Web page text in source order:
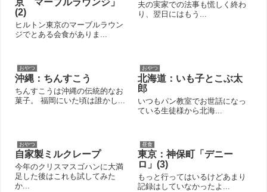
京 マーブルラウンジ」
(2)
ヒルトン東京のマーブルラウン
ジでとある会食がありま...
夫の実家での法事も慌しく終わ
り、翌日にはもう...
おやつ
沖縄：ちんすこう
ちんすこうは沖縄の伝統的なお
菓子。 福岡にいた頃は誰かし...
おやつ
北海道：いも子とこぶ太
郎
いつもパン教室でお世話になっ
ている生徒様から北海...
おやつ
自家製ミルクレープ
今年のクリスマスゴハンに大満
足した後はこれも試してみた
か...
昼食
東京：神保町「デニー
ロ」(3)
もっと行ってはいるけどあまり
記録はしていなかったよ...